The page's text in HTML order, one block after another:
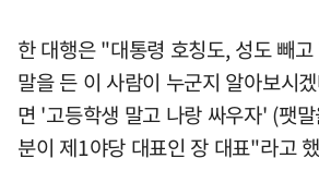
한 대행은 "대통령 호칭도, 성도 빼
말을 든 이 사람이 누군지 알아보시
면 '고등학생 말고 나랑 싸우자' (팻
분이 제1야당 대표인 장 대표"라고